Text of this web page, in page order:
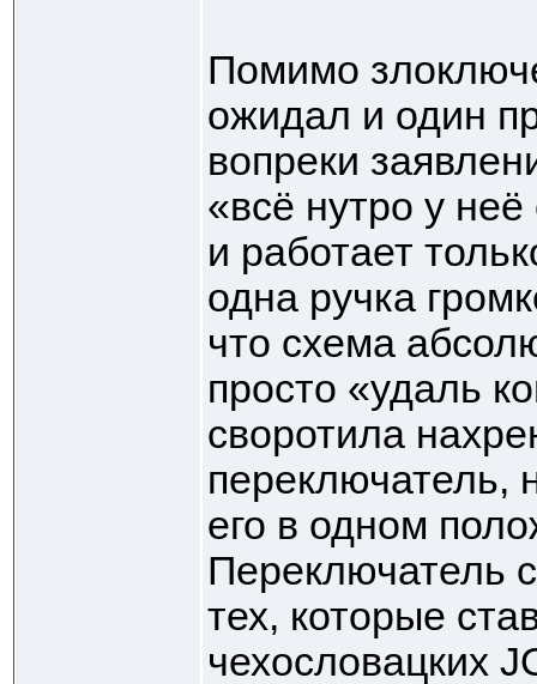
Помимо
ожидал и один
вопреки
«всё нутро у
и работает
одна ручка
что схема
просто «удаль
своротила
переключатель,
его в одном
Переключатель
тех, которые
чехословацких